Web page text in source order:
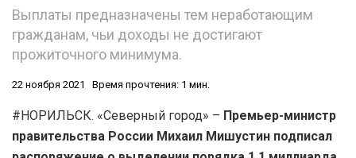
Выплаты предназначены тем неработающим
гражданам, чьи доходы не достигают
прожиточного минимума.
22 ноября 2021 Время прочтения: 1 мин.
#НОРИЛЬСК. «Северный город» – Премьер-министр
правительства России Михаил Мишустин подписал